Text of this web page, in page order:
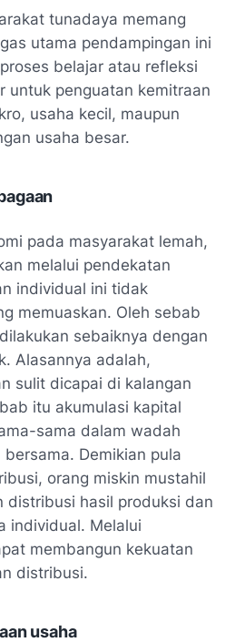
tunadaya memang
utama pendampingan ini
belajar atau refleksi
untuk penguatan kemitraan
usaha kecil, maupun
usaha besar.
pada masyarakat lemah,
melalui pendekatan
individual ini tidak
memuaskan. Oleh sebab
sebaiknya dengan
Alasannya adalah,
sulit dicapai di kalangan
itu akumulasi kapital
sama dalam wadah
Demikian pula
orang miskin mustahil
distribusi hasil produksi dan
individual. Melalui
membangun kekuatan
distribusi.
usaha